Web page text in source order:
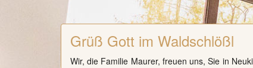
Grüß Gott im Waldschlößl
Wir, die Familie Maurer, freuen uns, Sie in